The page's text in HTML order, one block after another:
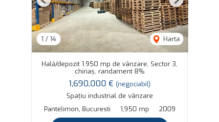
1 / 14 Harta
Previous Next
Hală/depozit 1.950 mp de vânzare, Sector 3,
chiriaș, randament 8%
1,690,000 € (negociabil)
Spațiu industrial de vânzare
Pantelimon, Bucuresti
1,950 mp 2009